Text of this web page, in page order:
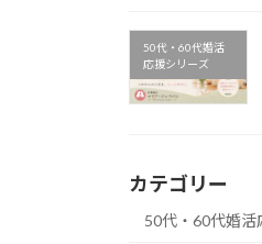
50代・60代婚活
応援シリーズ
カテゴリー
50代・60代婚活